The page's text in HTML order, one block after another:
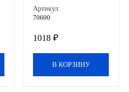
Артикул:
70600
1018 ₽
В КОРЗИНУ